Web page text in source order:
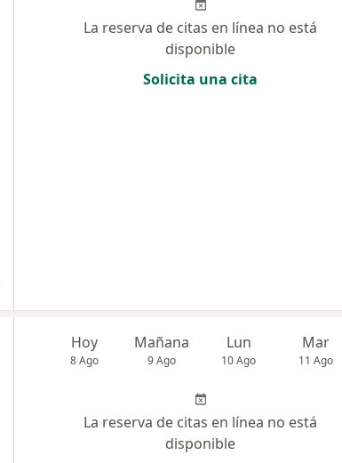
La reserva de citas en línea no está
disponible
Solicita una cita
Hoy
8 Ago
Mañana
9 Ago
Lun
10 Ago
Mar
11 Ago
La reserva de citas en línea no está
disponible